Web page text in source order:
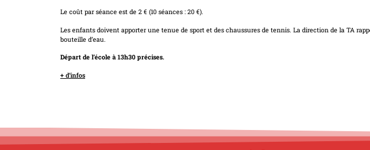
Le coût par séance est de 2 € (10 séances : 20 €).
Les enfants doivent apporter une tenue de sport et des chaussures de tennis. La direction de la TA
bouteille d’eau.
Départ de l’école à 13h30 précises.
+ d’infos